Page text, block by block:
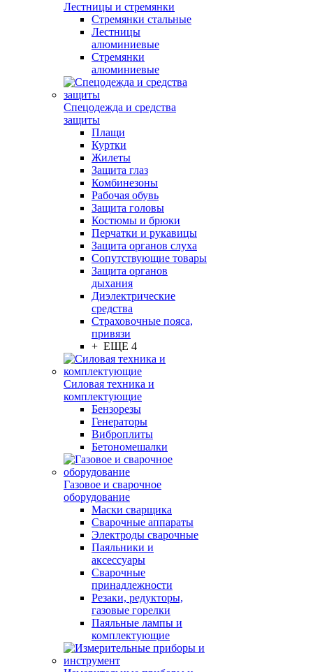
Лестницы и стремянки
Стремянки стальные
Лестницы
алюминиевые
Стремянки
алюминиевые
Спецодежда и средства
защиты
Плащи
Куртки
Жилеты
Защита глаз
Комбинезоны
Рабочая обувь
Защита головы
Костюмы и брюки
Перчатки и рукавицы
Защита органов слуха
Сопутствующие товары
Защита органов
дыхания
Диэлектрические
средства
Страховочные пояса,
привязи
+ ЕЩЕ 4
Силовая техника и
комплектующие
Бензорезы
Генераторы
Виброплиты
Бетономешалки
Газовое и сварочное
оборудование
Маски сварщика
Сварочные аппараты
Электроды сварочные
Паяльники и
аксессуары
Сварочные
принадлежности
Резаки, редукторы,
газовые горелки
Паяльные лампы и
комплектующие